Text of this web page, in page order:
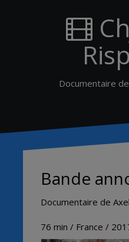
Documentaire
Bande
Documentaire de
76 min / France /